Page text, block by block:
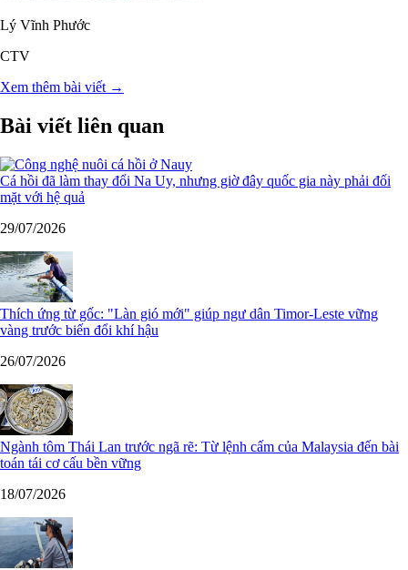
Lý Vĩnh Phước
CTV
Xem thêm bài viết →
Bài viết liên quan
Cá hồi đã làm thay đổi Na Uy, nhưng giờ đây quốc gia này phải đối
mặt với hệ quả
29/07/2026
Thích ứng từ gốc: "Làn gió mới" giúp ngư dân Timor-Leste vững
vàng trước biến đổi khí hậu
26/07/2026
Ngành tôm Thái Lan trước ngã rẽ: Từ lệnh cấm của Malaysia đến bài
toán tái cơ cấu bền vững
18/07/2026